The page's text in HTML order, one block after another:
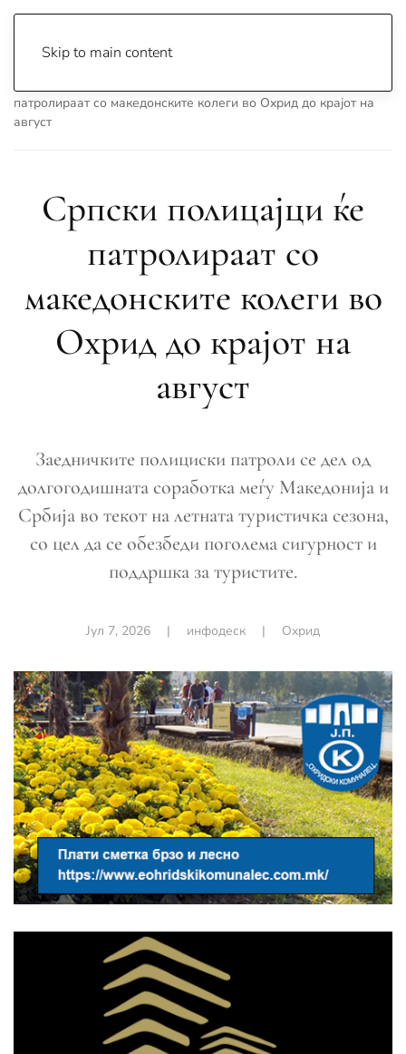
Skip to main content
патролираат со македонските колеги во Охрид до крајот на
август
Српски полицајци ќе
патролираат со
македонските колеги во
Охрид до крајот на
август
Заедничките полициски патроли се дел од
долгогодишната соработка меѓу Македонија и
Србија во текот на летната туристичка сезона,
со цел да се обезбеди поголема сигурност и
поддршка за туристите.
Јул 7, 2026 | инфодеск | Охрид